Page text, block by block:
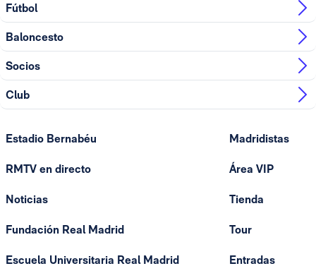
Fútbol
Baloncesto
Socios
Club
Estadio Bernabéu
RMTV en directo
Noticias
Fundación Real Madrid
Escuela Universitaria Real Madrid
Madridistas
Área VIP
Tienda
Tour
Entradas